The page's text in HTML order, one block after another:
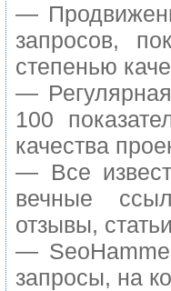
—
запросов,
степенью
—
100
качества
— Все
вечные
отзывы,
—
запросы, на